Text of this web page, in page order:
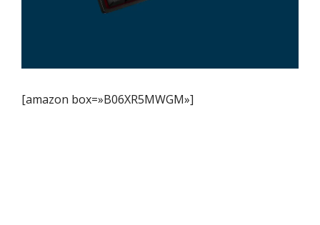
[amazon box=»B06XR5MWGM»]